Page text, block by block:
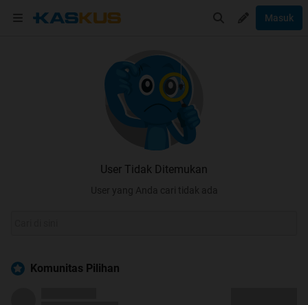
Masuk
User Tidak Ditemukan
User yang Anda cari tidak ada
Komunitas Pilihan